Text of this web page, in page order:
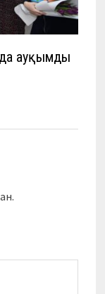
ауқымды